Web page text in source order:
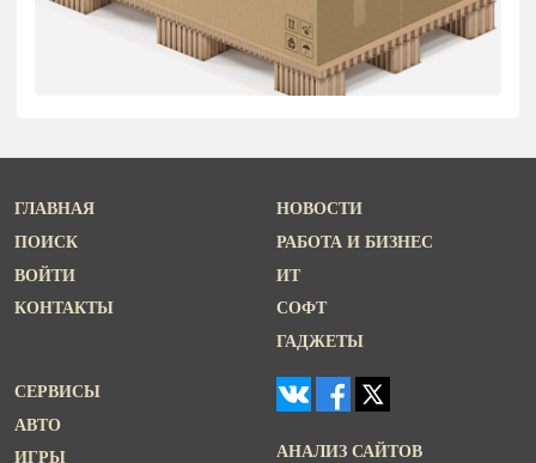
ГЛАВНАЯ
ПОИСК
ВОЙТИ
КОНТАКТЫ
НОВОСТИ
РАБОТА И БИЗНЕС
ИТ
СОФТ
ГАДЖЕТЫ
СЕРВИСЫ
АВТО
ИГРЫ
АНАЛИЗ САЙТОВ